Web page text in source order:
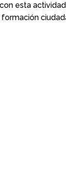
esta
formación